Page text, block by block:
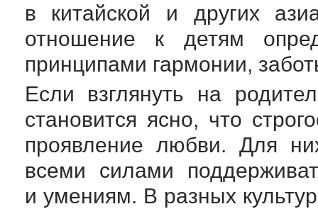
в китайской и других
отношение к детям
принципами гармонии,
Если взглянуть на
становится ясно, что
проявление любви. Для
всеми силами
и умениям. В разных